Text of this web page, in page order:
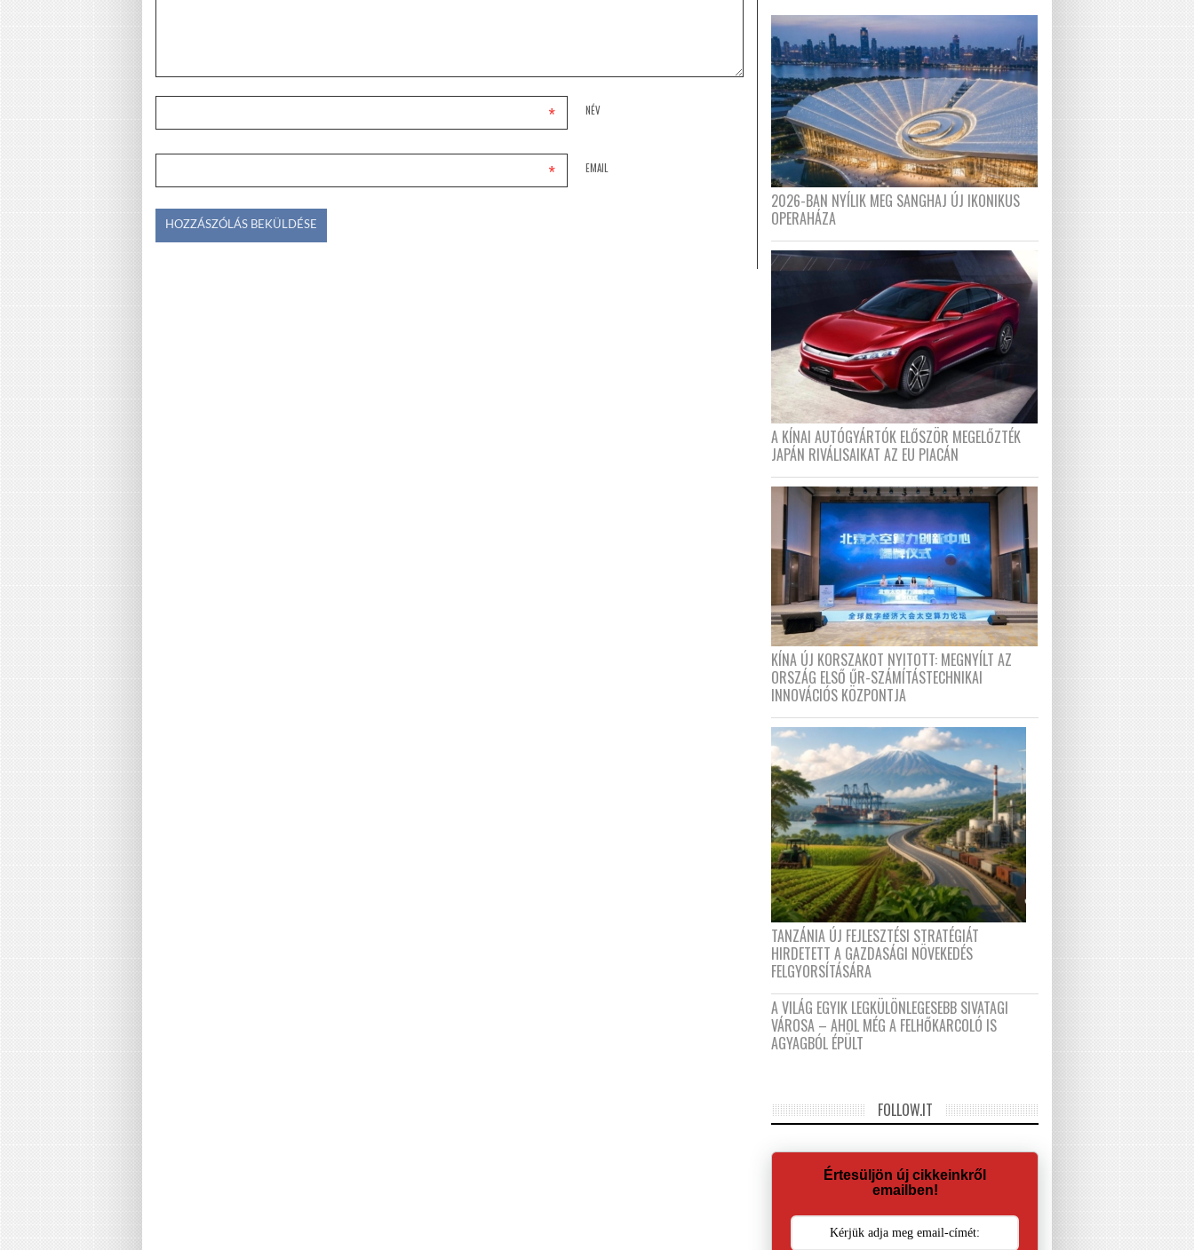
NÉV
*
EMAIL
*
2026-BAN NYÍLIK MEG SANGHAJ ÚJ IKONIKUS
OPERAHÁZA
A KÍNAI AUTÓGYÁRTÓK ELŐSZÖR MEGELŐZTÉK
JAPÁN RIVÁLISAIKAT AZ EU PIACÁN
KÍNA ÚJ KORSZAKOT NYITOTT: MEGNYÍLT AZ
ORSZÁG ELSŐ ŰR-SZÁMÍTÁSTECHNIKAI
INNOVÁCIÓS KÖZPONTJA
TANZÁNIA ÚJ FEJLESZTÉSI STRATÉGIÁT
HIRDETETT A GAZDASÁGI NÖVEKEDÉS
FELGYORSÍTÁSÁRA
A VILÁG EGYIK LEGKÜLÖNLEGESEBB SIVATAGI
VÁROSA – AHOL MÉG A FELHŐKARCOLÓ IS
AGYAGBÓL ÉPÜLT
FOLLOW.IT
Értesüljön új cikkeinkről
emailben!